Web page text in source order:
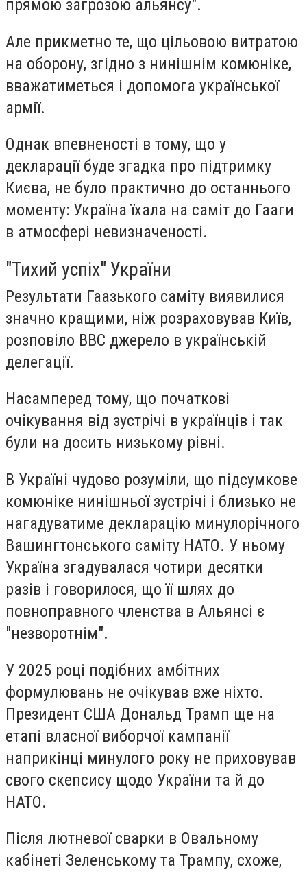
прямою загрозою альянсу".
Але прикметно те, що цільовою витратою
на оборону, згідно з нинішнім комюніке,
вважатиметься і допомога української
армії.
Однак впевненості в тому, що у
декларації буде згадка про підтримку
Києва, не було практично до останнього
моменту: Україна їхала на саміт до Гааги
в атмосфері невизначеності.
"Тихий успіх" України
Результати Гаазького саміту виявилися
значно кращими, ніж розраховував Київ,
розповіло ВВС джерело в українській
делегації.
Насамперед тому, що початкові
очікування від зустрічі в українців і так
були на досить низькому рівні.
В Україні чудово розуміли, що підсумкове
комюніке нинішньої зустрічі і близько не
нагадуватиме декларацію минулорічного
Вашингтонського саміту НАТО. У ньому
Україна згадувалася чотири десятки
разів і говорилося, що її шлях до
повноправного членства в Альянсі є
"незворотнім".
У 2025 році подібних амбітних
формулювань не очікував вже ніхто.
Президент США Дональд Трамп ще на
етапі власної виборчої кампанії
наприкінці минулого року не приховував
свого скепсису щодо України та й до
НАТО.
Після лютневої сварки в Овальному
кабінеті Зеленському та Трампу, схоже,